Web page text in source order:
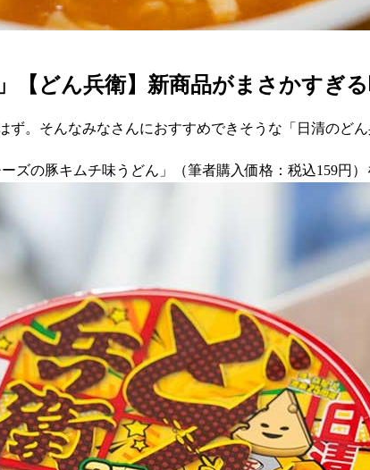
【どん兵衛】新商品がまさかすぎ
。そんなみなさんにおすすめできそうな「日清のど
ズの豚キムチ味うどん」（筆者購入価格：税込159円）